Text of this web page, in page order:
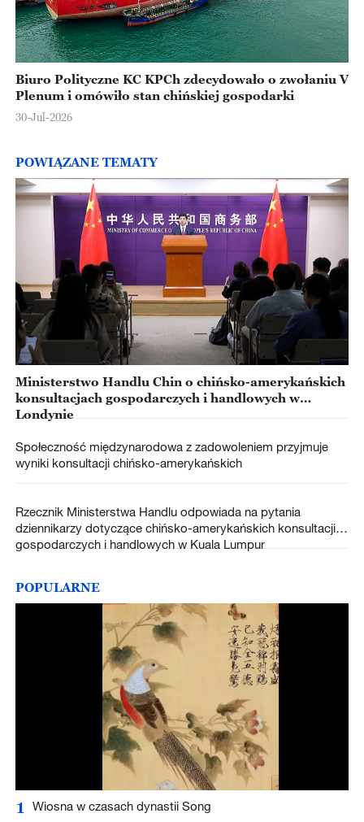
Biuro Polityczne KC KPCh zdecydowało o zwołaniu V
Plenum i omówiło stan chińskiej gospodarki
30-Jul-2026
POWIĄZANE TEMATY
Ministerstwo Handlu Chin o chińsko-amerykańskich
konsultacjach gospodarczych i handlowych w
Londynie
Społeczność międzynarodowa z zadowoleniem przyjmuje
wyniki konsultacji chińsko-amerykańskich
Rzecznik Ministerstwa Handlu odpowiada na pytania
dziennikarzy dotyczące chińsko-amerykańskich konsultacji
gospodarczych i handlowych w Kuala Lumpur
POPULARNE
1 Wiosna w czasach dynastii Song